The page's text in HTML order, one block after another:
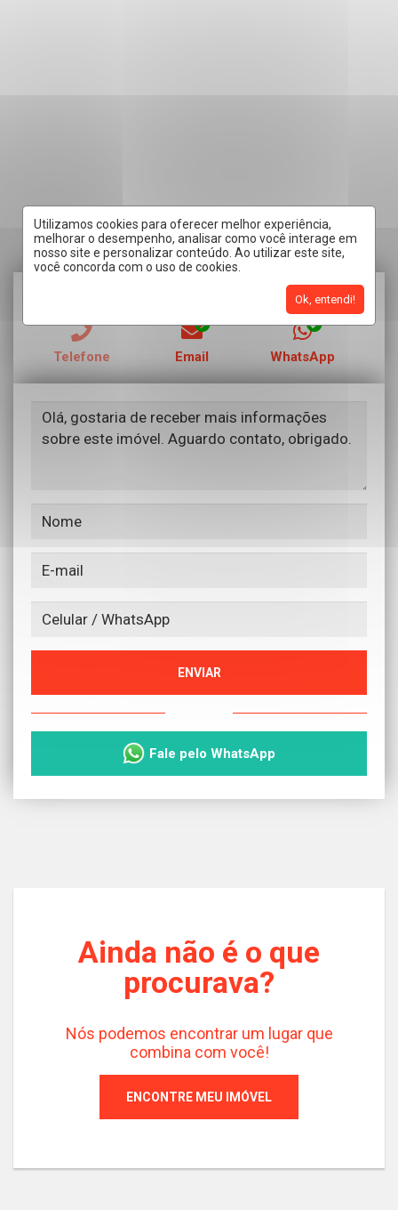
Utilizamos cookies para oferecer melhor experiência,
melhorar o desempenho, analisar como você interage em
nosso site e personalizar conteúdo. Ao utilizar este site,
você concorda com o uso de cookies.
Ok, entendi!
RECEBER CONTATO POR:
Telefone Email WhatsApp
ENVIAR
Fale pelo WhatsApp
Ainda não é o que
procurava?
Nós podemos encontrar um lugar que
combina com você!
ENCONTRE MEU IMÓVEL